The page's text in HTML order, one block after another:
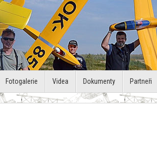
Fotogalerie Videa Dokumenty Partneři